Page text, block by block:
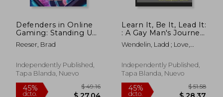
Defenders in Online
Gaming: Standing Up
to Cyberbullies (en
Inglés)
Reeser, Brad
Independently Published,
Tapa Blanda, Nuevo
Learn It, Be It, Lead It:
: A Gay Man's Journey
from Boyhood to
Behind Bars... and
Wendelin, Ladd ; Love,
Independently Published,
Tapa Blanda, Nuevo